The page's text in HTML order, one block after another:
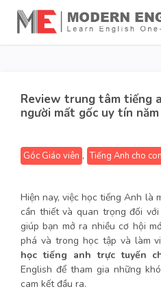
Review trung tâm tiếng
người mất gốc uy tín
Góc Giáo viên , Tiếng Anh cho con
Hiện nay, việc học tiếng Anh là
cần thiết và quan trọng đối
giúp bạn mở ra nhiều cơ hội
phá và trong học tập và làm
học tiếng anh trực tuyến
English để tham gia những
cam kết đầu ra.